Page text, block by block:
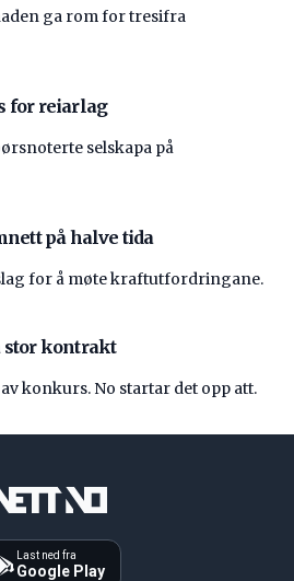
ga rom for tresifra
for reiarlag
selskapa på
på halve tida
for å møte kraftutfordringane.
kontrakt
konkurs. No startar det opp att.
Last ned fra
Google Play